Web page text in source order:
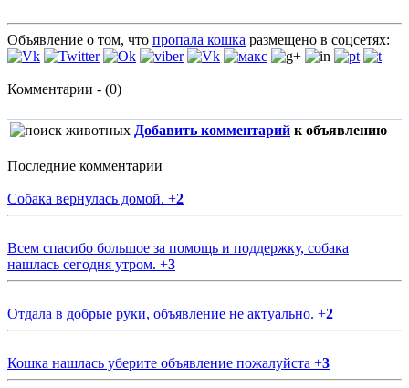
Объявление о том, что пропала кошка размещено в соцсетях:
Комментарии - (0)
Добавить комментарий к объявлению
Последние комментарии
Собака вернулась домой. +2
Всем спасибо большое за помощь и поддержку, собака
нашлась сегодня утром. +3
Отдала в добрые руки, объявление не актуально. +2
Кошка нашлась уберите объявление пожалуйста +3